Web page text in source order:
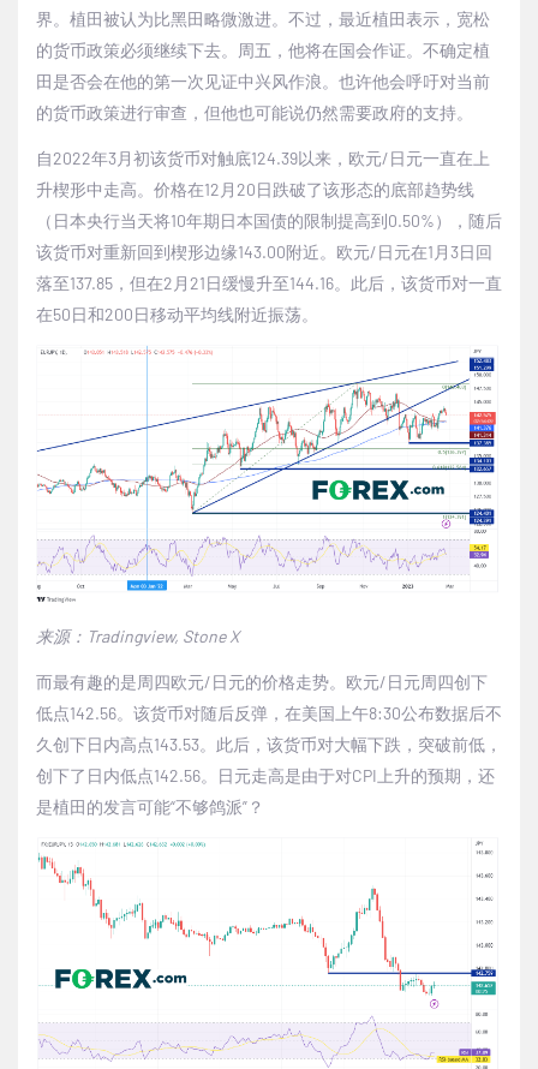
界。植田被认为比黑田略微激进。不过，最近植田表示，宽松
的货币政策必须继续下去。周五，他将在国会作证。不确定植
田是否会在他的第一次见证中兴风作浪。也许他会呼吁对当前
的货币政策进行审查，但他也可能说仍然需要政府的支持。
自2022年3月初该货币对触底124.39以来，欧元/日元一直在上
升楔形中走高。价格在12 月 20日跌破了该形态的底部趋势线
（日本央行当天将10年期日本国债的限制提高到0.50%），随后
该货币对重新回到楔形边缘143.00附近。欧元/日元在1 月3日回
落至137.85 ，但在2 月 21日缓慢升至144.16。此后，该货币对一直
在50日和200日移动平均线附近振荡。
来源： Tradingview, Stone X
而最有趣的是周四欧元/日元的价格走势。欧元/日元周四创下
低点142.56。该货币对随后反弹，在美国上午8:30公布数据后不
久创下日内高点143.53。此后，该货币对大幅下跌，突破前低，
创下了日内低点142.56。日元走高是由于对CPI 上升的预期，还
是植田的发言可能“不够鸽派” ？